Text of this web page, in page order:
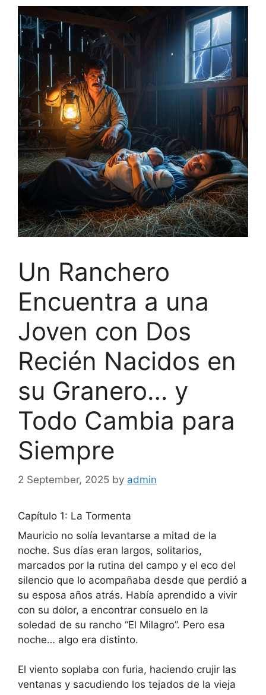
Un Ranchero
Encuentra a una
Joven con Dos
Recién Nacidos en
su Granero… y
Todo Cambia para
Siempre
2 September, 2025 by admin
Capítulo 1: La Tormenta
Mauricio no solía levantarse a mitad de la
noche. Sus días eran largos, solitarios,
marcados por la rutina del campo y el eco del
silencio que lo acompañaba desde que perdió a
su esposa años atrás. Había aprendido a vivir
con su dolor, a encontrar consuelo en la
soledad de su rancho “El Milagro”. Pero esa
noche… algo era distinto.
El viento soplaba con furia, haciendo crujir las
ventanas y sacudiendo los tejados de la vieja